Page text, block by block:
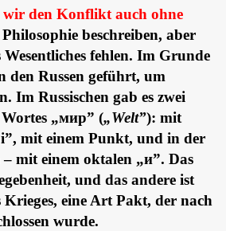
wir den Konflikt auch ohne
beschreiben, aber
fehlen. Im Grunde
den Russen geführt, um
Im Russischen gab es zwei
Wortes „мир” („Welt”): mit
mit einem Punkt, und in der
mit einem oktalen „и”. Das
und das andere ist
Krieges, eine Art Pakt, der nach
wurde.